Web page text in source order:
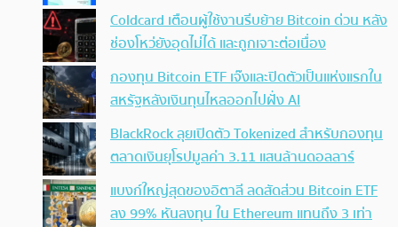
Coldcard เตือนผู้ใช้งานรีบย้าย Bitcoin ด่วน หลัง
ช่องโหว่ยังอุดไม่ได้ และถูกเจาะต่อเนื่อง
กองทุน Bitcoin ETF เจ๊งและปิดตัวเป็นแห่งแรกใน
สหรัฐหลังเงินทุนไหลออกไปฝั่ง AI
BlackRock ลุยเปิดตัว Tokenized สำหรับกองทุน
ตลาดเงินยุโรปมูลค่า 3.11 แสนล้านดอลลาร์
แบงก์ใหญ่สุดของอิตาลี ลดสัดส่วน Bitcoin ETF
ลง 99% หันลงทุน ใน Ethereum แทนถึง 3 เท่า